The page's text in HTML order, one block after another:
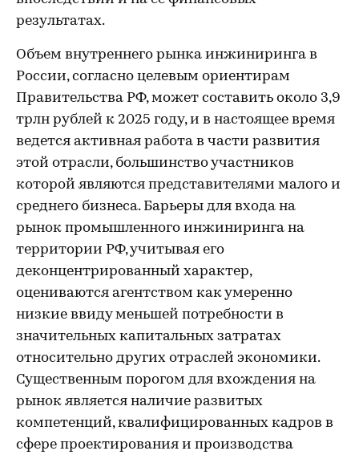
результатах.
Объем внутреннего рынка инжиниринга в
России, согласно целевым ориентирам
Правительства РФ, может составить около 3,9
трлн рублей к 2025 году, и в настоящее время
ведется активная работа в части развития
этой отрасли, большинство участников
которой являются представителями малого и
среднего бизнеса. Барьеры для входа на
рынок промышленного инжиниринга на
территории РФ, учитывая его
деконцентрированный характер,
оцениваются агентством как умеренно
низкие ввиду меньшей потребности в
значительных капитальных затратах
относительно других отраслей экономики.
Существенным порогом для вхождения на
рынок является наличие развитых
компетенций, квалифицированных кадров в
сфере проектирования и производства